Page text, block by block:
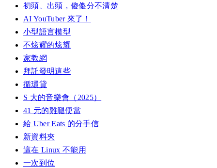
初頭、出頭，傻傻分不清楚
AI YouTuber 來了！
小型語言模型
不炫耀的炫耀
家教網
拜託發明這些
循環貸
S 大的音樂會（2025）
41 元的雞腿便當
給 Uber Eats 的分手信
新資料夾
這在 Linux 不能用
一次到位